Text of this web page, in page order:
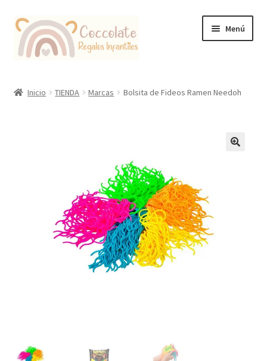
Ir
la
Ir
contenido
Menú
Inicio TIENDA Marcas Bolsita de Fideos Ramen Needoh